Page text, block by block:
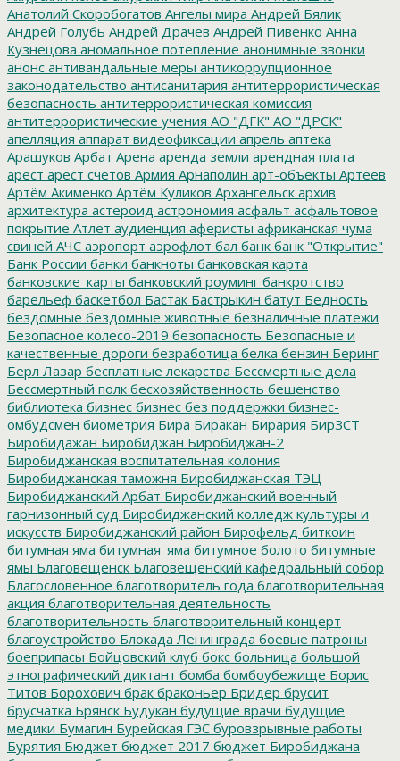
Анатолий Скоробогатов Ангелы мира Андрей Бялик
Андрей Голубь Андрей Драчев Андрей Пивенко Анна
Кузнецова аномальное потепление анонимные звонки
анонс антивандальные меры антикоррупционное
законодательство антисанитария антитеррористическая
безопасность антитеррористическая комиссия
антитеррористические учения АО "ДГК" АО "ДРСК"
апелляция аппарат видеофиксации апрель аптека
Арашуков Арбат Арена аренда земли арендная плата
арест арест счетов Армия Арнаполин арт-объекты Артеев
Артём Акименко Артём Куликов Архангельск архив
архитектура астероид астрономия асфальт асфальтовое
покрытие Атлет аудиенция аферисты африканская чума
свиней АЧС аэропорт аэрофлот бал банк банк "Открытие"
Банк России банки банкноты банковская карта
банковские_карты банковский роуминг банкротство
барельеф баскетбол Бастак Бастрыкин батут Бедность
бездомные бездомные животные безналичные платежи
Безопасное колесо-2019 безопасность Безопасные и
качественные дороги безработица белка бензин Беринг
Берл Лазар бесплатные лекарства Бессмертные дела
Бессмертный полк бесхозяйственность бешенство
библиотека бизнес бизнес без поддержки бизнес-
омбудсмен биометрия Бира Биракан Бирария БирЗСТ
Биробидажан Биробиджан Биробиджан-2
Биробиджанская воспитательная колония
Биробиджанская таможня Биробиджанская ТЭЦ
Биробиджанский Арбат Биробиджанский военный
гарнизонный суд Биробиджанский колледж культуры и
искусств Биробиджанский район Бирофельд биткоин
битумная яма битумная_яма битумное болото битумные
ямы Благовещенск Благовещенский кафедральный собор
Благословенное благотворитель года благотворительная
акция благотворительная деятельность
благотворительность благотворительный концерт
благоустройство Блокада Ленинграда боевые патроны
боеприпасы Бойцовский клуб бокс больница большой
этнографический диктант бомба бомбоубежище Борис
Титов Борохович брак браконьер Бридер брусит
брусчатка Брянск Будукан будущие врачи будущие
медики Бумагин Бурейская ГЭС буровзрывные работы
Бурятия Бюджет бюджет 2017 бюджет Биробиджана